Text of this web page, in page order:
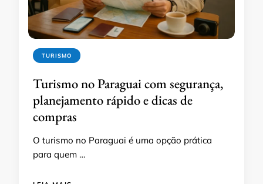
TURISMO
Turismo no Paraguai com segurança,
planejamento rápido e dicas de
compras
O turismo no Paraguai é uma opção prática
para quem …